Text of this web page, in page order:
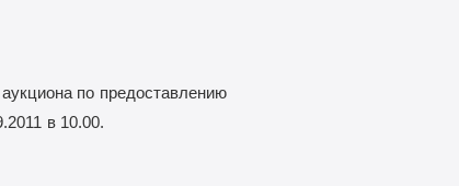
по предоставлению
в 10.00.